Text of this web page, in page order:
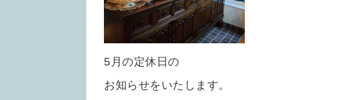
5月の定休日の
お知らせをいたします。